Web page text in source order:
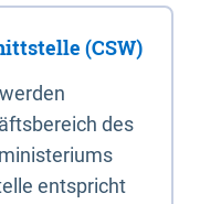
(CSW)
des
entspricht